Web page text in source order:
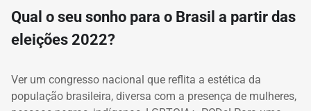
Qual o seu sonho para o Brasil a partir das
eleições 2022?
Ver um congresso nacional que reflita a estética da
população brasileira, diversa com a presença de mulheres,